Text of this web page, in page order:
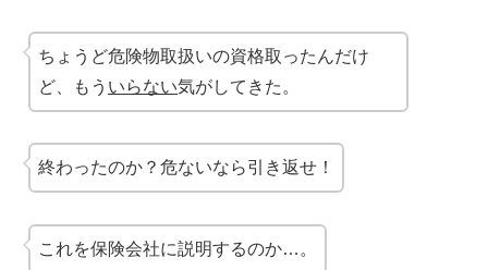
ちょうど危険物取扱いの資格取ったんだけ
ど、もう いらない気がしてきた。
終わったのか？危ないなら引き返せ！
これを保険会社に説明するのか…。